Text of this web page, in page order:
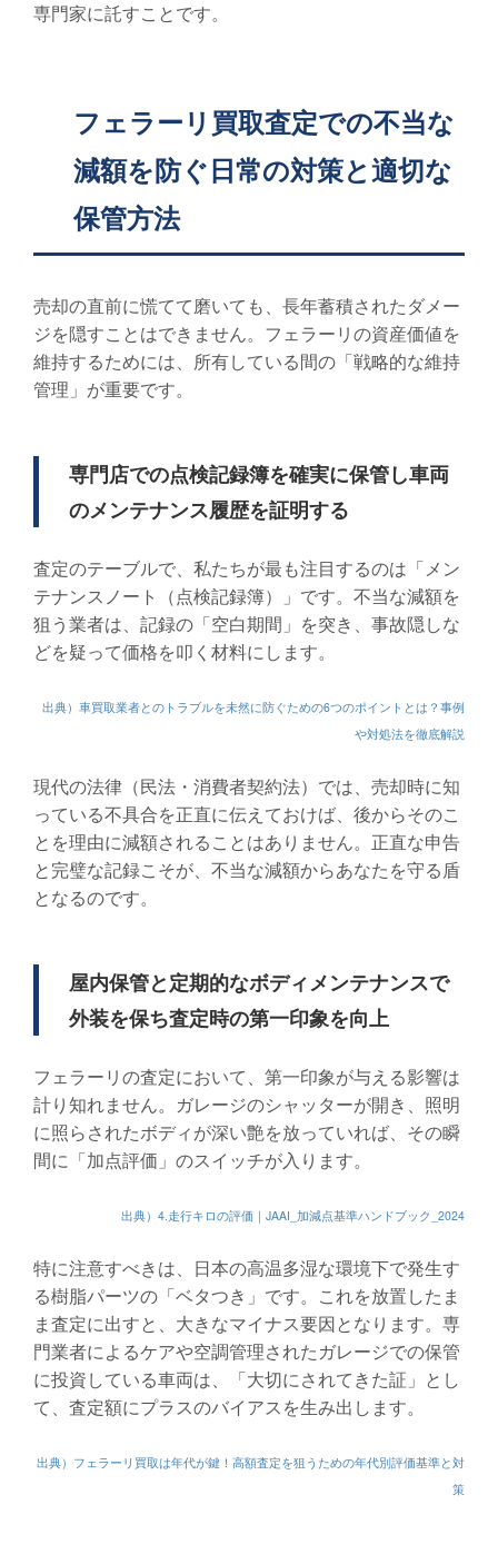
専門家に託すことです。
フェラーリ買取査定での不当な
減額を防ぐ日常の対策と適切な
保管方法
売却の直前に慌てて磨いても、長年蓄積されたダメー
ジを隠すことはできません。フェラーリの資産価値を
維持するためには、所有している間の「戦略的な維持
管理」が重要です。
専門店での点検記録簿を確実に保管し車両
のメンテナンス履歴を証明する
査定のテーブルで、私たちが最も注目するのは「メン
テナンスノート（点検記録簿）」です。不当な減額を
狙う業者は、記録の「空白期間」を突き、事故隠しな
どを疑って価格を叩く材料にします。
出典）車買取業者とのトラブルを未然に防ぐための6つのポイントとは？事例
や対処法を徹底解説
現代の法律（民法・消費者契約法）では、売却時に知
っている不具合を正直に伝えておけば、後からそのこ
とを理由に減額されることはありません。正直な申告
と完璧な記録こそが、不当な減額からあなたを守る盾
となるのです。
屋内保管と定期的なボディメンテナンスで
外装を保ち査定時の第一印象を向上
フェラーリの査定において、第一印象が与える影響は
計り知れません。ガレージのシャッターが開き、照明
に照らされたボディが深い艶を放っていれば、その瞬
間に「加点評価」のスイッチが入ります。
出典）4.走行キロの評価｜JAAI_加減点基準ハンドブック_2024
特に注意すべきは、日本の高温多湿な環境下で発生す
る樹脂パーツの「ベタつき」です。これを放置したま
ま査定に出すと、大きなマイナス要因となります。専
門業者によるケアや空調管理されたガレージでの保管
に投資している車両は、「大切にされてきた証」とし
て、査定額にプラスのバイアスを生み出します。
出典）フェラーリ買取は年代が鍵！高額査定を狙うための年代別評価基準と対
策